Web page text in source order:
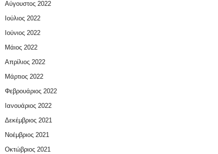
Αύγουστος 2022
Ιούλιος 2022
Ιούνιος 2022
Μάιος 2022
Απρίλιος 2022
Μάρτιος 2022
Φεβρουάριος 2022
Ιανουάριος 2022
Δεκέμβριος 2021
Νοέμβριος 2021
Οκτώβριος 2021